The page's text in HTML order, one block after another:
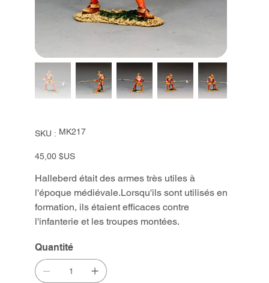
SKU : SKU
MK217
MK217
Prix
45,00 $US
Halleberd était des armes très utiles à
l'époque médiévale.Lorsqu'ils sont utilisés en
formation, ils étaient efficaces contre
l'infanterie et les troupes montées.
Quantité